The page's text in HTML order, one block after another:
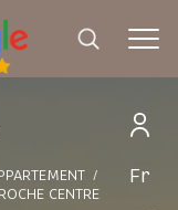
Fr
CENTRE